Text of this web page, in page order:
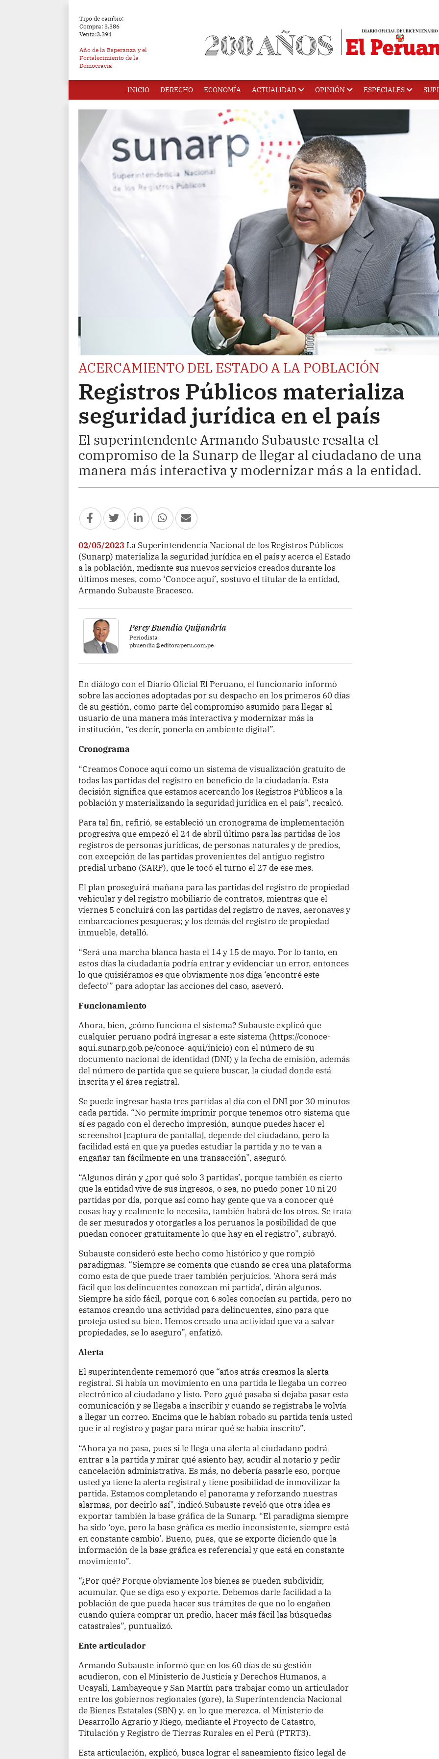
Tipo de cambio:
Compra: 3.386
Venta:3.394
Año de la Esperanza y el
Fortalecimiento de la
Democracia
INICIO DERECHO ECONOMÍA ACTUALIDAD OPINIÓN ESPECIALES
ACERCAMIENTO DEL ESTADO A LA POBLACIÓN
Registros Públicos materializa
seguridad jurídica en el país
El superintendente Armando Subauste resalta el
compromiso de la Sunarp de llegar al ciudadano de una
manera más interactiva y modernizar más a la entidad.
02/05/2023 La Superintendencia Nacional de los Registros Públicos
(Sunarp) materializa la seguridad jurídica en el país y acerca el Estado
a la población, mediante sus nuevos servicios creados durante los
últimos meses, como ‘Conoce aquí’, sostuvo el titular de la entidad,
Armando Subauste Bracesco.
Percy Buendia Quijandría
Periodista
pbuendia@editoraperu.com.pe
En diálogo con el Diario Oficial El Peruano, el funcionario informó
sobre las acciones adoptadas por su despacho en los primeros 60 días
de su gestión, como parte del compromiso asumido para llegar al
usuario de una manera más interactiva y modernizar más la
institución, “es decir, ponerla en ambiente digital”.
Cronograma
“Creamos Conoce aquí como un sistema de visualización gratuito de
todas las partidas del registro en beneficio de la ciudadanía. Esta
decisión significa que estamos acercando los Registros Públicos a la
población y materializando la seguridad jurídica en el país”, recalcó.
Para tal fin, refirió, se estableció un cronograma de implementación
progresiva que empezó el 24 de abril último para las partidas de los
registros de personas jurídicas, de personas naturales y de predios,
con excepción de las partidas provenientes del antiguo registro
predial urbano (SARP), que le tocó el turno el 27 de ese mes.
El plan proseguirá mañana para las partidas del registro de propiedad
vehicular y del registro mobiliario de contratos, mientras que el
viernes 5 concluirá con las partidas del registro de naves, aeronaves y
embarcaciones pesqueras; y los demás del registro de propiedad
inmueble, detalló.
“Será una marcha blanca hasta el 14 y 15 de mayo. Por lo tanto, en
estos días la ciudadanía podría entrar y evidenciar un error, entonces
lo que quisiéramos es que obviamente nos diga ‘encontré este
defecto’” para adoptar las acciones del caso, aseveró.
Funcionamiento
Ahora, bien, ¿cómo funciona el sistema? Subauste explicó que
cualquier peruano podrá ingresar a este sistema (https://conoce-
aqui.sunarp.gob.pe/conoce-aqui/inicio) con el número de su
documento nacional de identidad (DNI) y la fecha de emisión, además
del número de partida que se quiere buscar, la ciudad donde está
inscrita y el área registral.
Se puede ingresar hasta tres partidas al día con el DNI por 30 minutos
cada partida. “No permite imprimir porque tenemos otro sistema que
sí es pagado con el derecho impresión, aunque puedes hacer el
screenshot [captura de pantalla], depende del ciudadano, pero la
facilidad está en que ya puedes estudiar la partida y no te van a
engañar tan fácilmente en una transacción”, aseguró.
“Algunos dirán y ¿por qué solo 3 partidas’, porque también es cierto
que la entidad vive de sus ingresos, o sea, no puedo poner 10 ni 20
partidas por día, porque así como hay gente que va a conocer qué
cosas hay y realmente lo necesita, también habrá de los otros. Se trata
de ser mesurados y otorgarles a los peruanos la posibilidad de que
puedan conocer gratuitamente lo que hay en el registro”, subrayó.
Subauste consideró este hecho como histórico y que rompió
paradigmas. “Siempre se comenta que cuando se crea una plataforma
como esta de que puede traer también perjuicios. ‘Ahora será más
fácil que los delincuentes conozcan mi partida’, dirán algunos.
Siempre ha sido fácil, porque con 6 soles conocían su partida, pero no
estamos creando una actividad para delincuentes, sino para que
proteja usted su bien. Hemos creado una actividad que va a salvar
propiedades, se lo aseguro”, enfatizó.
Alerta
El superintendente rememoró que “años atrás creamos la alerta
registral. Si había un movimiento en una partida le llegaba un correo
electrónico al ciudadano y listo. Pero ¿qué pasaba si dejaba pasar esta
comunicación y se llegaba a inscribir y cuando se registraba le volvía
a llegar un correo. Encima que le habían robado su partida tenía usted
que ir al registro y pagar para mirar qué se había inscrito”.
“Ahora ya no pasa, pues si le llega una alerta al ciudadano podrá
entrar a la partida y mirar qué asiento hay, acudir al notario y pedir
cancelación administrativa. Es más, no debería pasarle eso, porque
usted ya tiene la alerta registral y tiene posibilidad de inmovilizar la
partida. Estamos completando el panorama y reforzando nuestras
alarmas, por decirlo así”, indicó.Subauste reveló que otra idea es
exportar también la base gráfica de la Sunarp. “El paradigma siempre
ha sido ‘oye, pero la base gráfica es medio inconsistente, siempre está
en constante cambio’. Bueno, pues, que se exporte diciendo que la
información de la base gráfica es referencial y que está en constante
movimiento”.
“¿Por qué? Porque obviamente los bienes se pueden subdividir,
acumular. Que se diga eso y exporte. Debemos darle facilidad a la
población de que pueda hacer sus trámites de que no lo engañen
cuando quiera comprar un predio, hacer más fácil las búsquedas
catastrales”, puntualizó.
Ente articulador
Armando Subauste informó que en los 60 días de su gestión
acudieron, con el Ministerio de Justicia y Derechos Humanos, a
Ucayali, Lambayeque y San Martín para trabajar como un articulador
entre los gobiernos regionales (gore), la Superintendencia Nacional
de Bienes Estatales (SBN) y, en lo que merezca, el Ministerio de
Desarrollo Agrario y Riego, mediante el Proyecto de Catastro,
Titulación y Registro de Tierras Rurales en el Perú (PTRT3).
Esta articulación, explicó, busca lograr el saneamiento físico legal de